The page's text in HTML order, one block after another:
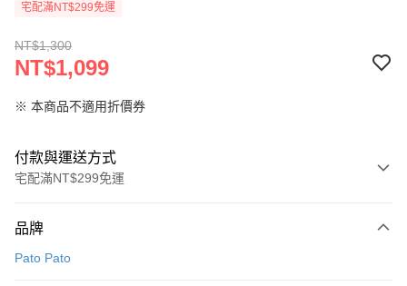
宅配滿NT$299免運
NT$1,300
NT$1,099
※ 本商品不適用折價券
付款與運送方式
宅配滿NT$299免運
信用卡一次付款
品牌
Pato Pato